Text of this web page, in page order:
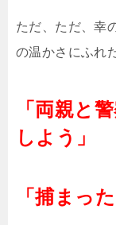
ただ、ただ、幸
の温かさにふれ
「両親と
しよう」
「捕まっ